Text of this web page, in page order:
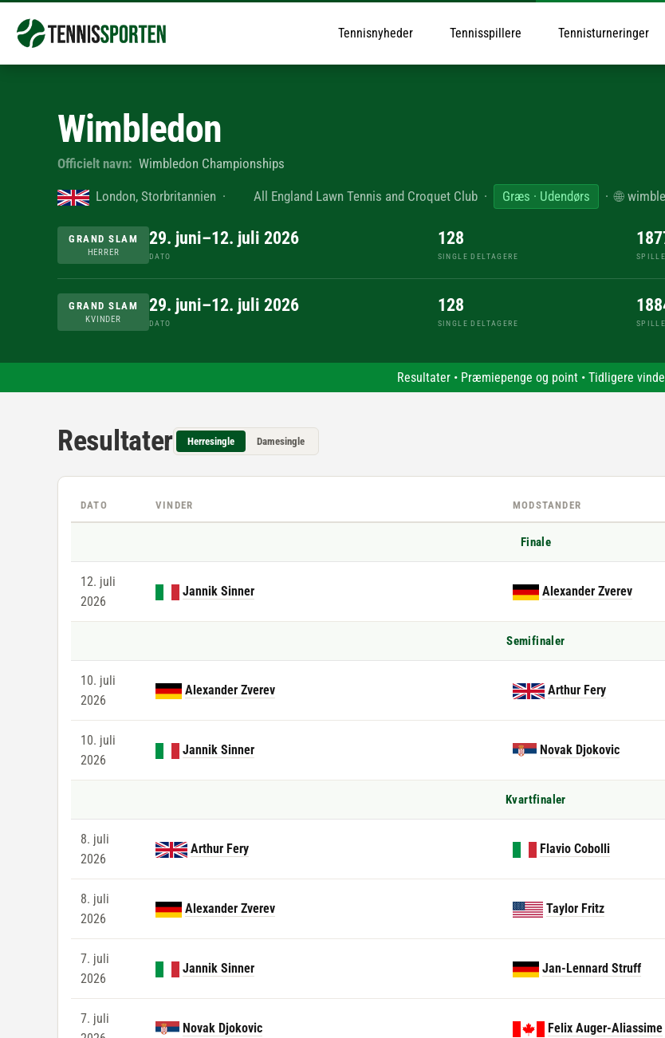
Tennisnyheder Tennisspillere Tennisturneringer
Wimbledon
Officielt navn: Wimbledon Championships
London, Storbritannien · All England Lawn Tennis and Croquet Club · Græs · Udendørs ·🌐
GRAND SLAM
HERRER
29. juni–12. juli 2026
DATO
128
SINGLE DELTAGERE
GRAND SLAM
KVINDER
29. juni–12. juli 2026
DATO
128
SINGLE DELTAGERE
Resultater• Præmiepenge og point• Tidligere
Resultater Herresingle Damesingle
DATO VINDER MODSTANDER
Finale
12. juli
2026
Jannik Sinner Alexander Zverev
Semifinaler
10. juli
2026
Alexander Zverev Arthur Fery
10. juli
2026
Jannik Sinner Novak Djokovic
Kvartfinaler
8. juli
2026
Arthur Fery Flavio Cobolli
8. juli
2026
Alexander Zverev Taylor Fritz
7. juli
2026
Jannik Sinner Jan-Lennard Struff
7. juli
Novak Djokovic Felix Auger-Aliassime